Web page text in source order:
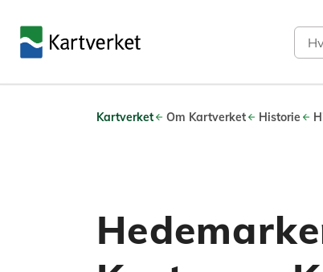
Søk
Kartverket Om Kartverket Historie